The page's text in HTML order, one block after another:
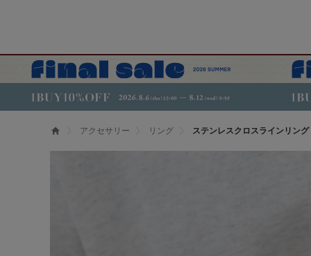
アクセサリー リング ステンレスクロスラインリング